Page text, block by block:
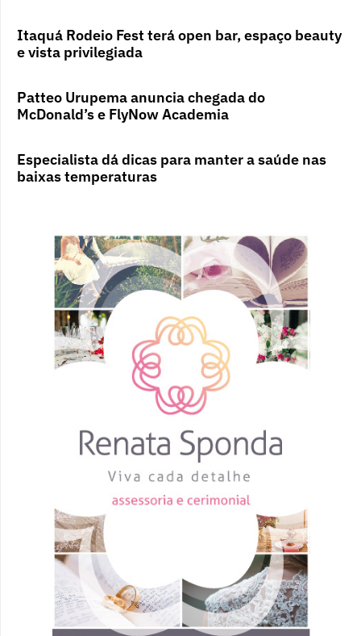
Itaquá Rodeio Fest terá open bar, espaço beauty
e vista privilegiada
Patteo Urupema anuncia chegada do
McDonald’s e FlyNow Academia
Especialista dá dicas para manter a saúde nas
baixas temperaturas